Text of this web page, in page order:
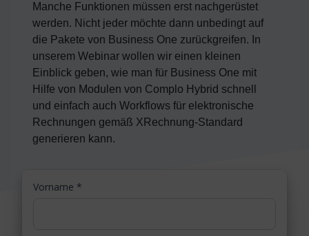
Manche Funktionen müssen erst nachgerüstet
werden. Nicht jeder möchte dann unbedingt auf
die Pakete von Business One zurückgreifen. In
unserem Webinar wollen wir einen kleinen
Einblick geben, wie man für Business One mit
Hilfe von Modulen von Complo Hybrid schnell
und einfach auch Workflows für elektronische
Rechnungen gemäß XRechnung-Standard
generieren kann.
Vorname *